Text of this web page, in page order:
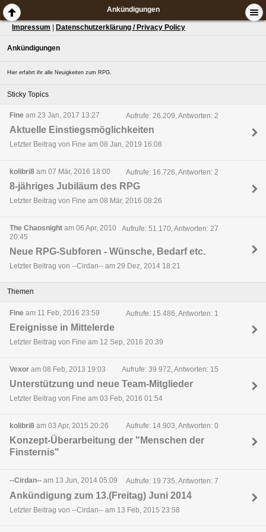
Ankündigungen
Impressum Datenschutzerklärung / Privacy Policy
Ankündigungen
Hier erfahrt ihr alle Neuigkeiten zum RPG.
Sticky Topics
Fine am 23 Jan, 2017 13:27 Aufrufe: 26.209, Antworten: 2
Aktuelle Einstiegsmöglichkeiten
Letzter Beitrag von Fine am 08 Jan, 2019 16:08
kolibri8 am 07 Mär, 2016 18:00 Aufrufe: 16.726, Antworten: 2
8-jähriges Jubiläum des RPG
Letzter Beitrag von Fine am 08 Mär, 2016 08:26
The Chaosnight am 06 Apr, 2010
20:45
Aufrufe: 51.170, Antworten: 27
Neue RPG-Subforen - Wünsche, Bedarf etc.
Letzter Beitrag von --Cirdan-- am 29 Dez, 2014 18:21
Themen
Fine am 11 Feb, 2016 23:59 Aufrufe: 15.486, Antworten: 1
Ereignisse in Mittelerde
Letzter Beitrag von Fine am 12 Sep, 2016 20:39
Vexor am 08 Feb, 2013 19:03 Aufrufe: 39.972, Antworten: 15
Unterstützung und neue Team-Mitglieder
Letzter Beitrag von Fine am 03 Feb, 2016 01:54
kolibri8 am 03 Apr, 2015 20:26 Aufrufe: 14.903, Antworten: 0
Konzept-Überarbeitung der "Menschen der
Finsternis"
--Cirdan-- am 13 Jun, 2014 05:09 Aufrufe: 19.735, Antworten: 7
Ankündigung zum 13.(Freitag) Juni 2014
Letzter Beitrag von --Cirdan-- am 13 Feb, 2015 23:58